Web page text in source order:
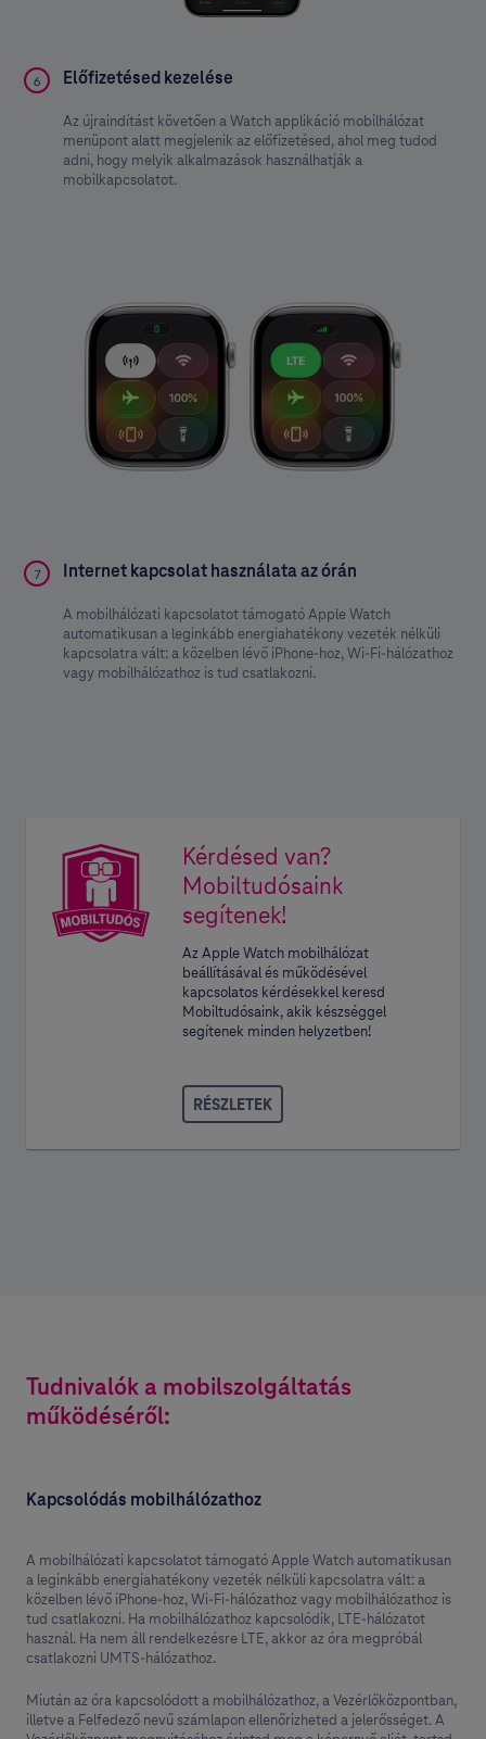
6 Előfizetésed kezelése
Az újraindítást követően a Watch applikáció mobilhálózat
menüpont alatt megjelenik az előfizetésed, ahol meg tudod
adni, hogy melyik alkalmazások használhatják a
mobilkapcsolatot.
7 Internet kapcsolat használata az órán
A mobilhálózati kapcsolatot támogató Apple Watch
automatikusan a leginkább energiahatékony vezeték nélküli
kapcsolatra vált: a közelben lévő iPhone-hoz, Wi-Fi-hálózathoz
vagy mobilhálózathoz is tud csatlakozni.
Kérdésed van?
Mobiltudósaink
segítenek!
Az Apple Watch mobilhálózat
beállításával és működésével
kapcsolatos kérdésekkel keresd
Mobiltudósaink, akik készséggel
segítenek minden helyzetben!
RÉSZLETEK
Tudnivalók a mobilszolgáltatás
működéséről:
Kapcsolódás mobilhálózathoz
A mobilhálózati kapcsolatot támogató Apple Watch automatikusan
a leginkább energiahatékony vezeték nélküli kapcsolatra vált: a
közelben lévő iPhone-hoz, Wi-Fi-hálózathoz vagy mobilhálózathoz is
tud csatlakozni. Ha mobilhálózathoz kapcsolódik, LTE-hálózatot
használ. Ha nem áll rendelkezésre LTE, akkor az óra megpróbál
csatlakozni UMTS-hálózathoz.
Miután az óra kapcsolódott a mobilhálózathoz, a Vezérlőközpontban,
illetve a Felfedező nevű számlapon ellenőrizheted a jelerősséget. A